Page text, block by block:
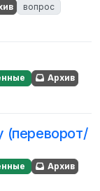
вопрос
Архив
(переворот/
Архив